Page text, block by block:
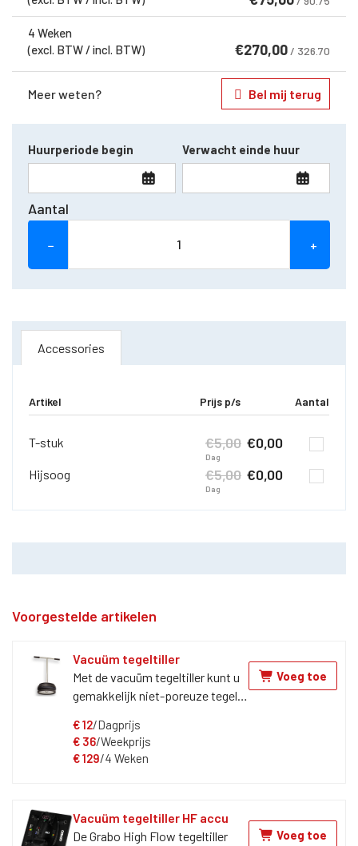
4 Weken
(excl. BTW / incl. BTW)
€270,00 / 326.70
Meer weten? Bel mij terug
Huurperiode begin Verwacht einde huur
Aantal
− +
Accessories
Artikel Prijs p/s Aantal
T-stuk €5,00 €0,00
Dag
Hijsoog €5,00 €0,00
Dag
Voorgestelde artikelen
Vacuüm tegeltiller
Met de vacuüm tegeltiller kunt u
gemakkelijk niet-poreuze tegels
hulpmiddel is eenvoudig met de
hand te bedienen en zorgt ervoor
€12/Dagprijs
€ 36/Weekprijs
€129/4 Weken
Voeg toe
Vacuüm tegeltiller HF accu
De Grabo High Flow tegeltiller
Voeg toe